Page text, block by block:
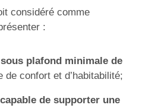
considéré comme
:
plafond minimale de
de confort et d’habitabilité;
de supporter une